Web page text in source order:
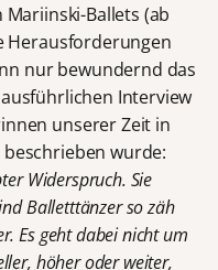
Ballets (ab
Herausforderungen
nur bewundernd das
Interview
unserer Zeit in
wurde:
Widerspruch. Sie
Balletttänzer so zäh
Es geht dabei nicht um
höher oder weiter,